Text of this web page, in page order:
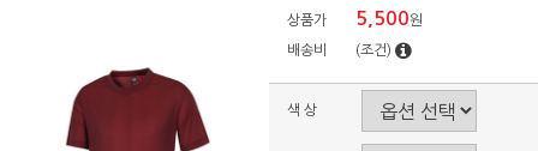
상품가 5,500원
배송비 (조건)
색 상